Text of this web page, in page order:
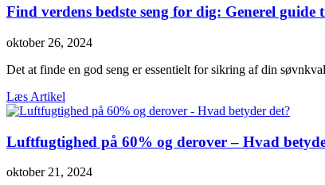
Find verdens bedste seng for dig: Generel guide
oktober 26, 2024
Det at finde en god seng er essentielt for sikring af din
Læs Artikel
Luftfugtighed på 60% og derover – Hvad
oktober 21, 2024